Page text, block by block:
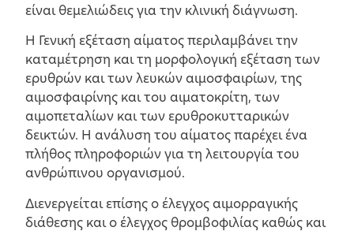
είναι θεμελιώδεις για την κλινική διάγνωση.
Η Γενική εξέταση αίματος περιλαμβάνει την
καταμέτρηση και τη μορφολογική εξέταση των
ερυθρών και των λευκών αιμοσφαιρίων, της
αιμοσφαιρίνης και του αιματοκρίτη, των
αιμοπεταλίων και των ερυθροκυτταρικών
δεικτών. Η ανάλυση του αίματος παρέχει ένα
πλήθος πληροφοριών για τη λειτουργία του
ανθρώπινου οργανισμού.
Διενεργείται επίσης ο έλεγχος αιμορραγικής
διάθεσης και ο έλεγχος θρομβοφιλίας καθώς και